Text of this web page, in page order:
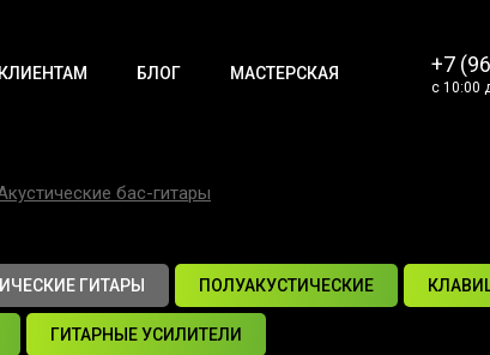
БЛОГ МАСТЕРСКАЯ +7
с 10:00
бас-гитары
ГИТАРЫ ПОЛУАКУСТИЧЕСКИЕ
ГИТАРНЫЕ УСИЛИТЕЛИ